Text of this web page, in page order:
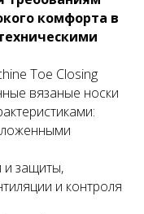
комфорта в
Toe Closing
вязаные носки
и защиты,
и контроля